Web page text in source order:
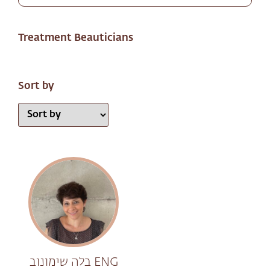
Treatment Beauticians
Sort by
בלה שימונוב ENG